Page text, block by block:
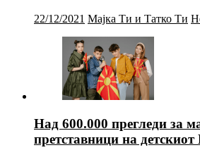
22/12/2021 Мајка Ти и Татко Ти
Над 600.000 прегледи за
претставници на